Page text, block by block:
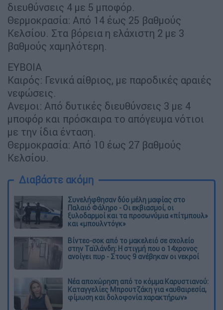
διευθύνσεις 4 με 5 μποφόρ.
Θερμοκρασία: Από 14 έως 25 βαθμούς
Κελσίου. Στα βόρεια η ελάχιστη 2 με 3
βαθμούς χαμηλότερη.
ΕΥΒΟΙΑ
Καιρός: Γενικά αίθριος, με παροδικές αραιές
νεφώσεις.
Ανεμοι: Από δυτικές διευθύνσεις 3 με 4
μποφόρ και πρόσκαιρα το απόγευμα νότιοι
με την ίδια ένταση.
Θερμοκρασία: Από 10 έως 27 βαθμούς
Κελσίου.
Διαβάστε ακόμη
Συνελήφθησαν δύο μέλη μαφίας στο
Παλαιό Φάληρο - Οι εκβιασμοί, οι
ξυλοδαρμοί και τα προσωνύμια «πίτμπουλ»
και «μπουλντόγκ»
Βίντεο-σοκ από το μακελειό σε σχολείο
στην Ταϊλάνδη: Η στιγμή που ο 14χρονος
ανοίγει πυρ - Στους 9 ανέβηκαν οι νεκροί
Νέα αποχώρηση από το κόμμα Καρυστιανού:
Καταγγελίες Μπρουτζάκη για «αυθαιρεσία,
φίμωση και δολοφονία χαρακτήρων»